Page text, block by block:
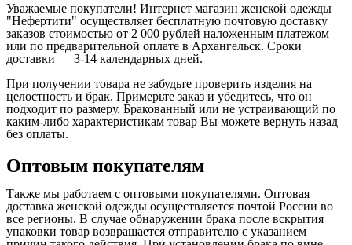
Уважаемые покупатели! Интернет магазин женской одежды
"Нефертити" осуществляет бесплатную почтовую доставку
заказов стоимостью от 2 000 рублей наложенным платежом
или по предварительной оплате в Архангельск. Сроки
доставки — 3-14 календарных дней.
При получении товара не забудьте проверить изделия на
целостность и брак. Примерьте заказ и убедитесь, что он
подходит по размеру. Бракованный или не устраивающий по
каким-либо характеристикам товар Вы можете вернуть назад
без оплаты.
Оптовым покупателям
Также мы работаем с оптовыми покупателями. Оптовая
доставка женской одежды осуществляется почтой России во
все регионы. В случае обнаружении брака после вскрытия
упаковки товар возвращается отправителю с указанием